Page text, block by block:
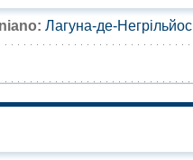
Лагуна-де-Негрільйос